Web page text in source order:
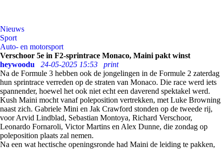
Nieuws
Sport
Auto- en motorsport
Verschoor 5e in F2-sprintrace Monaco, Maini pakt winst
heywoodu
24-05-2025 15:53
print
Na de Formule 3 hebben ook de jongelingen in de Formule 2 zaterdag
hun sprintrace verreden op de straten van Monaco. Die race werd iets
spannender, hoewel het ook niet echt een daverend spektakel werd.
Kush Maini mocht vanaf poleposition vertrekken, met Luke Browning
naast zich. Gabriele Mini en Jak Crawford stonden op de tweede rij,
voor Arvid Lindblad, Sebastian Montoya, Richard Verschoor,
Leonardo Fornaroli, Victor Martins en Alex Dunne, die zondag op
poleposition plaats zal nemen.
Na een wat hectische openingsronde had Maini de leiding te pakken,